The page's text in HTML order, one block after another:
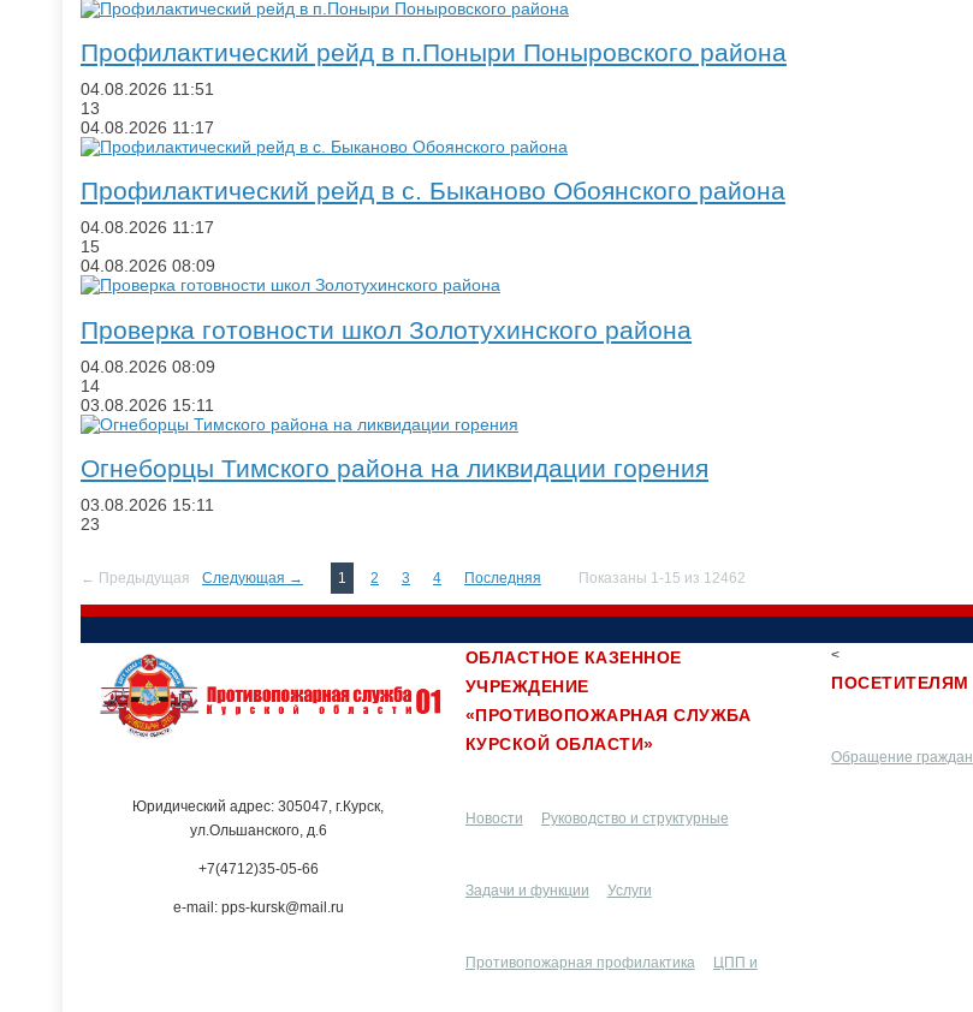
​Профилактический рейд в п.Поныри Поныровского района
04.08.2026 11:51
13
04.08.2026 11:17
​Профилактический рейд в с. Быканово Обоянского района
04.08.2026 11:17
15
04.08.2026 08:09
​Проверка готовности школ Золотухинского района
04.08.2026 08:09
14
03.08.2026 15:11
​Огнеборцы Тимского района на ликвидации горения
03.08.2026 15:11
23
← Предыдущая Следующая → 1 2 3 4 Последняя Показаны 1-15 из 12462
Юридический адрес: 305047, г.Курск,
ул.Ольшанского, д.6
+7(4712)35-05-66
e-mail: pps-kursk@mail.ru
ОБЛАСТНОЕ КАЗЕННОЕ
УЧРЕЖДЕНИЕ
«ПРОТИВОПОЖАРНАЯ СЛУЖБА
КУРСКОЙ ОБЛАСТИ»
Новости Руководство и структурные
подразделения
Задачи и функции Услуги
Противопожарная профилактика ЦПП и
<
ПОСЕТИТЕЛЯМ
Обращение граждан